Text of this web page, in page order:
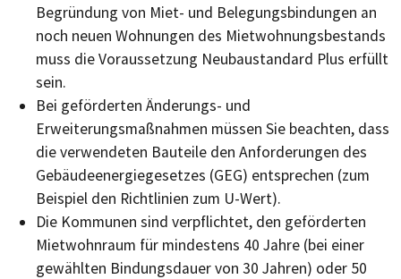
Begründung von Miet- und Belegungsbindungen an
noch neuen Wohnungen des Mietwohnungsbestands
muss die Voraussetzung Neubaustandard Plus erfüllt
sein.
Bei geförderten Änderungs- und
Erweiterungsmaßnahmen müssen Sie beachten, dass
die verwendeten Bauteile den Anforderungen des
Gebäudeenergiegesetzes (GEG) entsprechen (zum
Beispiel den Richtlinien zum U-Wert).
Die Kommunen sind verpflichtet, den geförderten
Mietwohnraum für mindestens 40 Jahre (bei einer
gewählten Bindungsdauer von 30 Jahren) oder 50